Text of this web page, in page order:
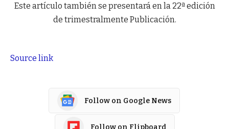
Este artículo también se presentará en la 22ª edición
de trimestralmente Publicación.
Source link
Follow on Google News
Follow on Flipboard